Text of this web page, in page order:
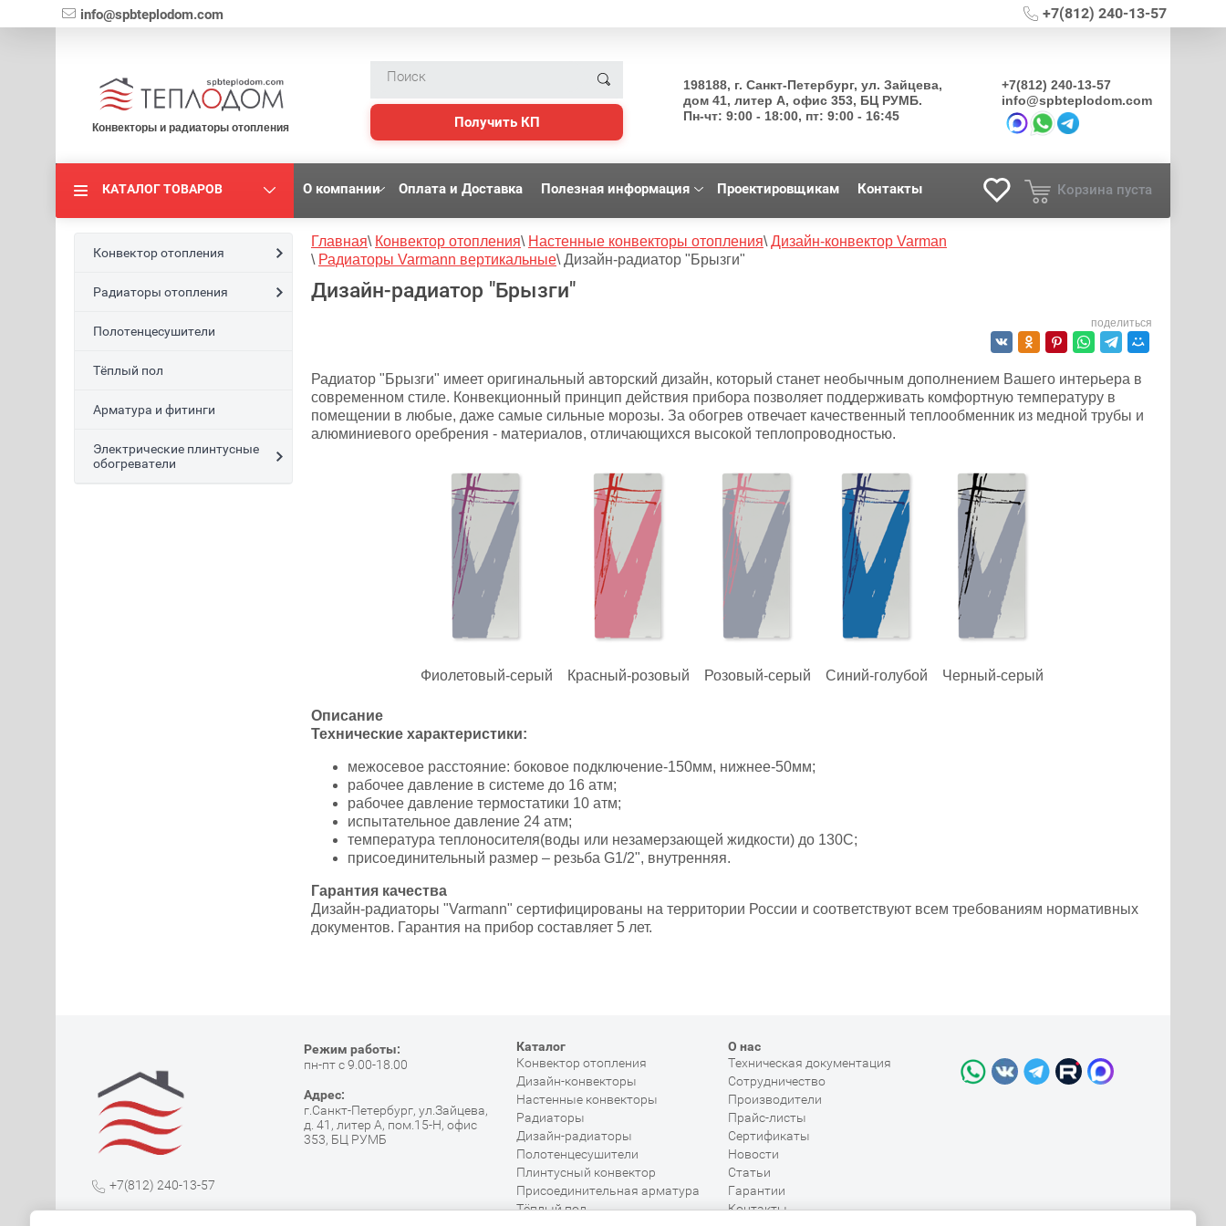
+7(812) 240-13-57
info@spbteplodom.com
Конвекторы и радиаторы отопления Получить КП
198188, г. Санкт-Петербург, ул. Зайцева,
дом 41, литер А, офис 353, БЦ РУМБ.
Пн-чт: 9:00 - 18:00, пт: 9:00 - 16:45
+7(812) 240-13-57
info@spbteplodom.com
КАТАЛОГ ТОВАРОВ О компании Оплата и Доставка Полезная информация Проектировщикам Контакты Корзина пуста
Конвектор отопления
Радиаторы отопления
Полотенцесушители
Тёплый пол
Арматура и фитинги
Электрические плинтусные
обогреватели
Главная\ Конвектор отопления\ Настенные конвекторы отопления\ Дизайн-конвектор Varman
\ Радиаторы Varmann вертикальные\ Дизайн-радиатор "Брызги"
Дизайн-радиатор "Брызги"
поделиться
Радиатор "Брызги" имеет оригинальный авторский дизайн, который станет необычным дополнением Вашего интерьера в
современном стиле. Конвекционный принцип действия прибора позволяет поддерживать комфортную температуру в
помещении в любые, даже самые сильные морозы. За обогрев отвечает качественный теплообменник из медной трубы и
алюминиевого оребрения - материалов, отличающихся высокой теплопроводностью.
Фиолетовый-серый Красный-розовый Розовый-серый Синий-голубой Черный-серый
Описание
Технические характеристики:
межосевое расстояние: боковое подключение-150мм, нижнее-50мм;
рабочее давление в системе до 16 атм;
рабочее давление термостатики 10 атм;
испытательное давление 24 атм;
температура теплоносителя(воды или незамерзающей жидкости) до 130С;
присоединительный размер – резьба G1/2", внутренняя.
Гарантия качества
Дизайн-радиаторы "Varmann" сертифицированы на территории России и соответствуют всем требованиям нормативных
документов. Гарантия на прибор составляет 5 лет.
+7(812) 240-13-57
info@spbteplodom.com
Режим работы:
пн-пт с 9.00-18.00
Адрес:
г.Санкт-Петербург, ул.Зайцева,
д. 41, литер А, пом.15-Н, офис
353, БЦ РУМБ
Каталог
Конвектор отопления
Дизайн-конвекторы
Настенные конвекторы
Радиаторы
Дизайн-радиаторы
Полотенцесушители
Плинтусный конвектор
Присоединительная арматура
Тёплый пол
О нас
Техническая документация
Сотрудничество
Производители
Прайс-листы
Сертификаты
Новости
Статьи
Гарантии
Контакты